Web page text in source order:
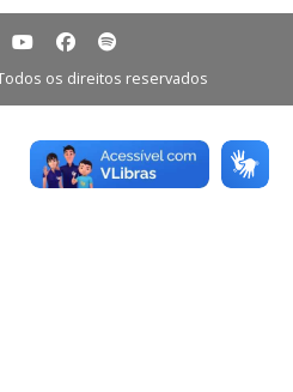
os direitos reservados